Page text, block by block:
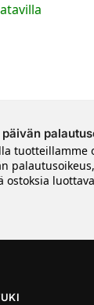
päivän
tuotteillamme
ostoksia